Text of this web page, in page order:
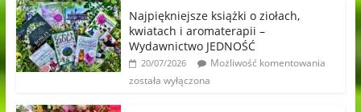
Najpiękniejsze książki o ziołach,
kwiatach i aromaterapii –
Wydawnictwo JEDNOŚĆ
20/07/2026
Możliwość komentowania
została wyłączona